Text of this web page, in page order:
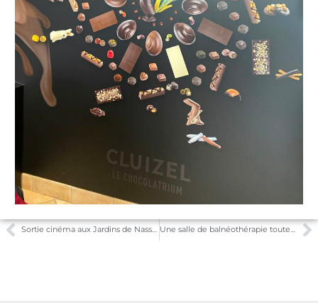
Sortie cinéma aux Jardins de Nassandres : éclats de rire garantis ! Une salle de balnéothérapie toute neuve aux Jardins de Nassandres